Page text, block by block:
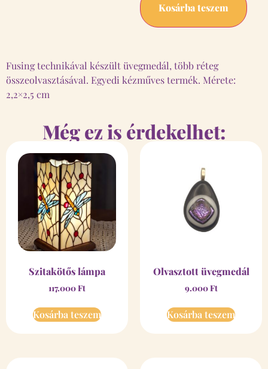
Kosárba teszem
Fusing technikával készült üvegmedál, több réteg
összeolvasztásával. Egyedi kézműves termék. Mérete:
2,2×2,5 cm
Még ez is érdekelhet:
Szitakötős lámpa
117.000Ft
Kosárba teszem
Olvasztott üvegmedál
9.000Ft
Kosárba teszem